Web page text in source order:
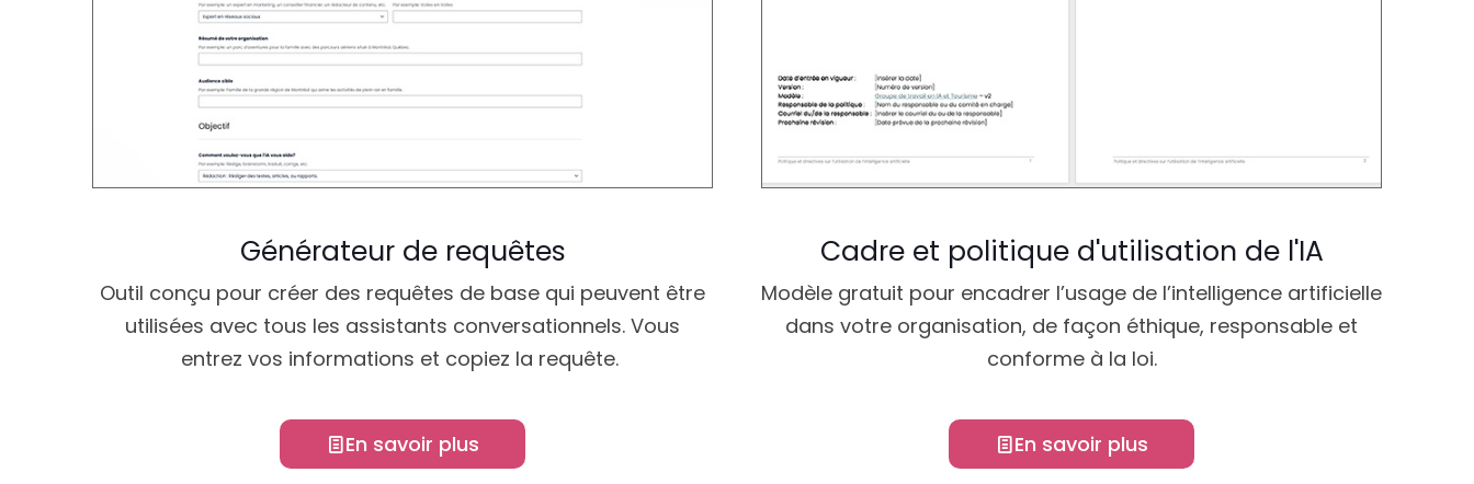
Générateur de requêtes
Outil conçu pour créer des requêtes de base qui peuvent être
utilisées avec tous les assistants conversationnels. Vous
entrez vos informations et copiez la requête.
En savoir plus
Cadre et politique d'utilisation de l'IA
Modèle gratuit pour encadrer l’usage de l’intelligence artificielle
dans votre organisation, de façon éthique, responsable et
conforme à la loi.
En savoir plus